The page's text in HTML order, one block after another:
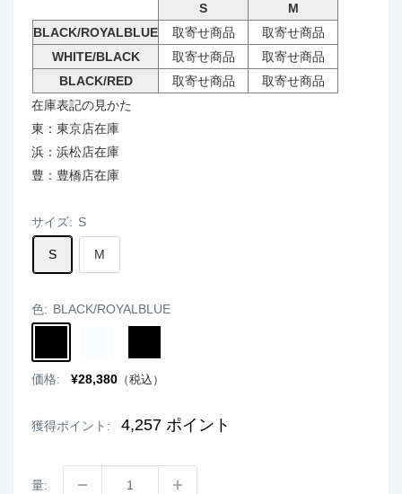
S
M
BLACK/ROYALBLUE
取寄せ商品
取寄せ商品
WHITE/BLACK
取寄せ商品
取寄せ商品
BLACK/RED
取寄せ商品
取寄せ商品
在庫表記の見かた
東：東京店在庫
浜：浜松店在庫
豊：豊橋店在庫
サイズ: S
S M
色: BLACK/ROYALBLUE
価格:
販
¥28,380 （税込）
獲得ポイント: 4,257 ポイント
量: